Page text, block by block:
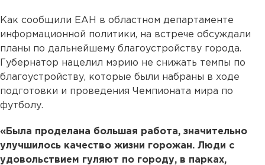
Как сообщили ЕАН в областном департаменте
информационной политики, на встрече обсуждали
планы по дальнейшему благоустройству города.
Губернатор нацелил мэрию не снижать темпы по
благоустройству, которые были набраны в ходе
подготовки и проведения Чемпионата мира по
футболу.
«Была проделана большая работа, значительно
улучшилось качество жизни горожан. Люди с
удовольствием гуляют по городу, в парках,